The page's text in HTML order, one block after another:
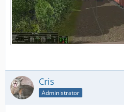
Cris
Administrator